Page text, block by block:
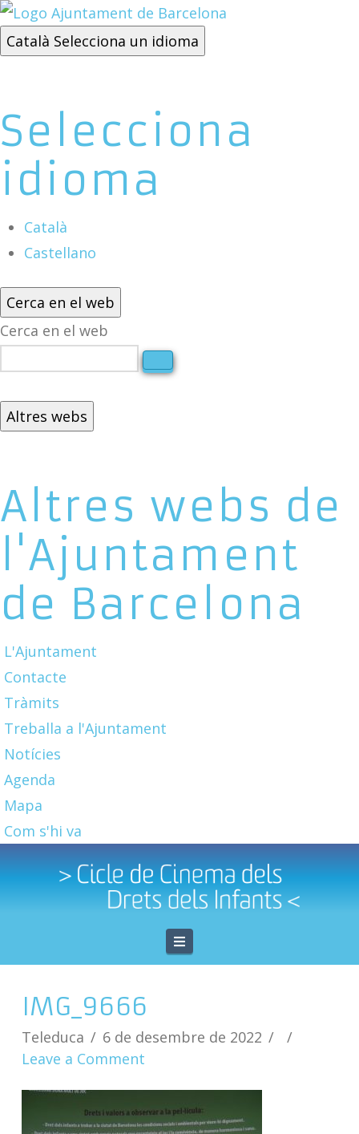
Català Selecciona un idioma
Selecciona
idioma
Català
Castellano
Cerca en el web
Cerca en el web
Altres webs
Altres webs de
l'Ajuntament
de Barcelona
L'Ajuntament
Contacte
Tràmits
Treballa a l'Ajuntament
Notícies
Agenda
Mapa
Com s'hi va
Navigation
IMG_9666
Teleduca
6 de desembre de 2022
Leave a Comment